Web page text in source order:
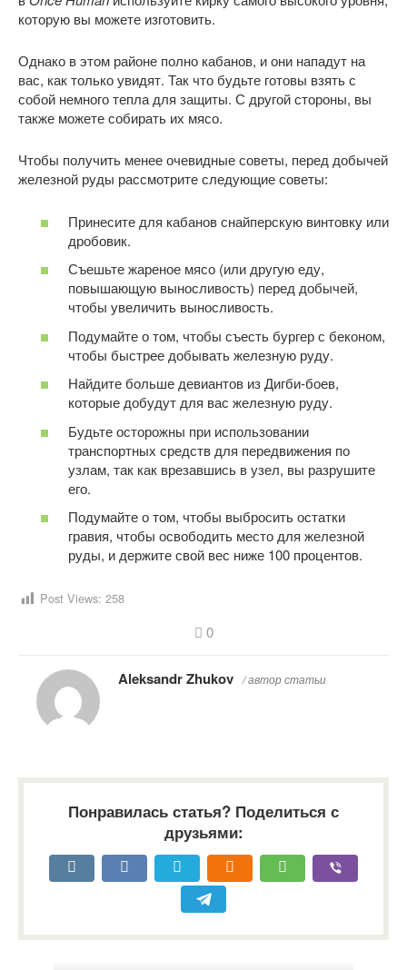
которую вы можете изготовить.
Однако в этом районе полно кабанов, и они нападут на
вас, как только увидят. Так что будьте готовы взять с
собой немного тепла для защиты. С другой стороны, вы
также можете собирать их мясо.
Чтобы получить менее очевидные советы, перед добычей
железной руды рассмотрите следующие советы:
Принесите для кабанов снайперскую винтовку или
дробовик.
Съешьте жареное мясо (или другую еду,
повышающую выносливость) перед добычей,
чтобы увеличить выносливость.
Подумайте о том, чтобы съесть бургер с беконом,
чтобы быстрее добывать железную руду.
Найдите больше девиантов из Дигби-боев,
которые добудут для вас железную руду.
Будьте осторожны при использовании
транспортных средств для передвижения по
узлам, так как врезавшись в узел, вы разрушите
его.
Подумайте о том, чтобы выбросить остатки
гравия, чтобы освободить место для железной
руды, и держите свой вес ниже 100 процентов.
Post Views: 258
0
Aleksandr Zhukov / автор статьи
Понравилась статья? Поделиться с
друзьями: